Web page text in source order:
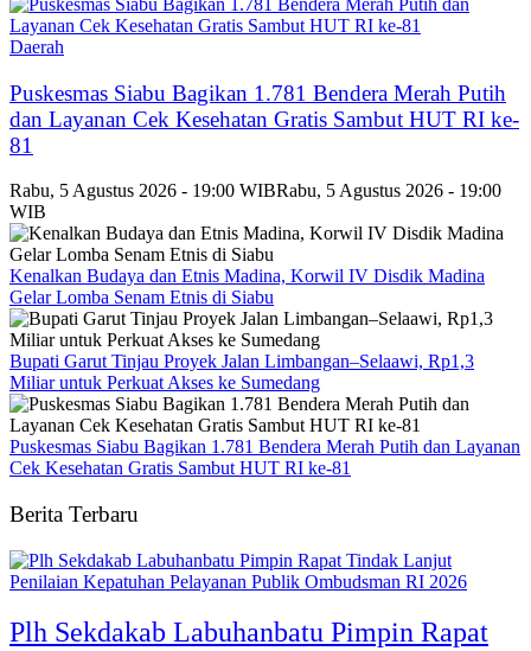
Daerah
Puskesmas Siabu Bagikan 1.781 Bendera Merah Putih
dan Layanan Cek Kesehatan Gratis Sambut HUT RI ke-
81
Rabu, 5 Agustus 2026 - 19:00 WIBRabu, 5 Agustus 2026 - 19:00
WIB
Kenalkan Budaya dan Etnis Madina, Korwil IV Disdik Madina
Gelar Lomba Senam Etnis di Siabu
Bupati Garut Tinjau Proyek Jalan Limbangan–Selaawi, Rp1,3
Miliar untuk Perkuat Akses ke Sumedang
Puskesmas Siabu Bagikan 1.781 Bendera Merah Putih dan Layanan
Cek Kesehatan Gratis Sambut HUT RI ke-81
Berita Terbaru
Plh Sekdakab Labuhanbatu Pimpin Rapat